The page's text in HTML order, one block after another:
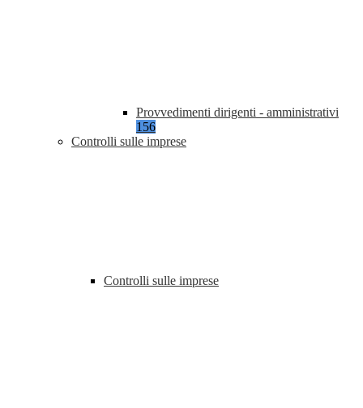
Provvedimenti dirigenti - amministrativi
156
Controlli sulle imprese
Controlli sulle imprese